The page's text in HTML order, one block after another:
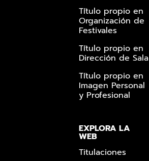
Título propio en
Organización de
Festivales
Título propio en
Dirección de Sala
Título propio en
Imagen Personal
y Profesional
EXPLORA LA
WEB
Titulaciones